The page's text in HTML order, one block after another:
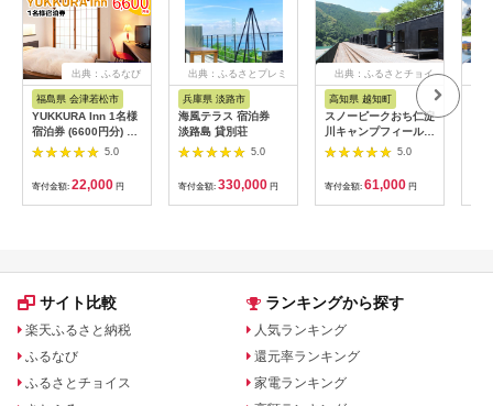
出典：ふるなび
福島県 会津若松市
YUKKURA Inn 1名様
宿泊券 (6600円分) ワ
ーケーションお試しプ
津若松市 東山温泉 旅
行 クーポン 利用券
[0800]
5.0
寄付金額: 22,000 円
出典：ふるさとプレミ
兵庫県 淡路市
海風テラス 宿泊券
淡路島 貸別荘
5.0
寄付金額: 330,000 円
出典：ふるさとチョイ
高知県 越知町
スノーピークおち仁淀
川キャンプフィールド
「住箱-jyubako-」ペ
5.0
寄付金額: 61,000 円
サイト比較
楽天ふるさと納税
ふるなび
ふるさとチョイス
ランキングから探す
人気ランキング
還元率ランキング
家電ランキング